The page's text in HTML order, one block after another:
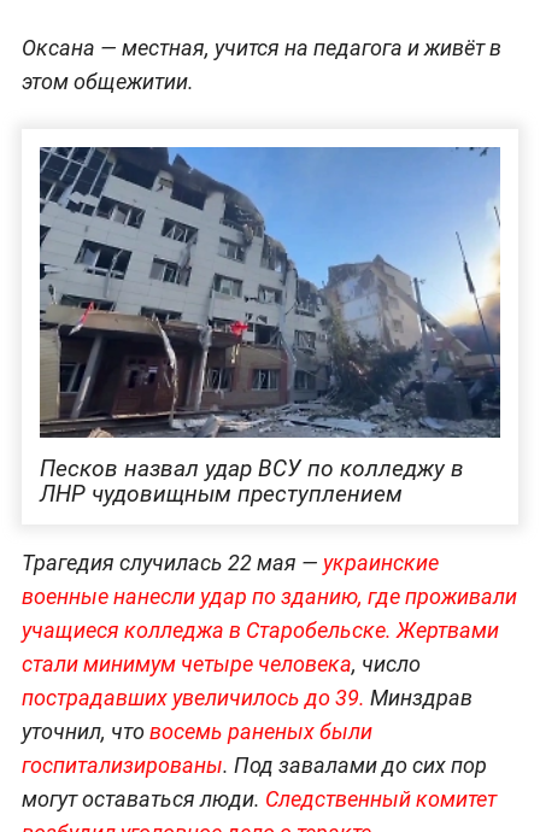
Оксана — местная, учится на педагога и живёт в
этом общежитии.
Песков назвал удар ВСУ по колледжу в
ЛНР чудовищным преступлением
Трагедия случилась 22 мая — украинские
военные нанесли удар по зданию, где проживали
учащиеся колледжа в Старобельске. Жертвами
стали минимум четыре человека, число
пострадавших увеличилось до 39. Минздрав
уточнил, чтовосемь раненых были
госпитализированы. Под завалами до сих пор
могут оставаться люди. Следственный комитет